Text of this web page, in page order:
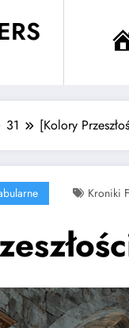
31 [Kolory
Kroniki